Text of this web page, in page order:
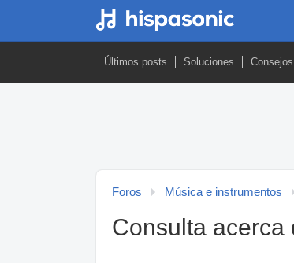
Últimos posts Soluciones
Foros Música e instrumentos
Consulta acerca